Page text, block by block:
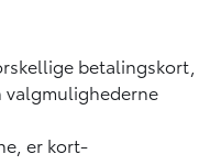
betalingskort,
er kort-